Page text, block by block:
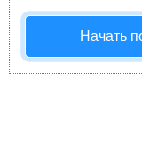
Начать